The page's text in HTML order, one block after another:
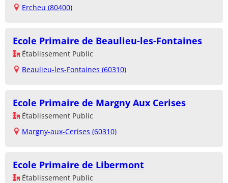
Ercheu (80400)
Ecole Primaire de Beaulieu-les-Fontaines
Établissement Public
Beaulieu-les-Fontaines (60310)
Ecole Primaire de Margny Aux Cerises
Établissement Public
Margny-aux-Cerises (60310)
Ecole Primaire de Libermont
Établissement Public